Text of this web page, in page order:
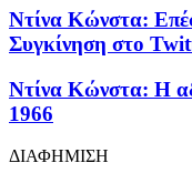
Ντίνα Κώνστα:
Συγκίνηση στο
Ντίνα Κώνστα: Η
1966
ΔΙΑΦΗΜΙΣΗ